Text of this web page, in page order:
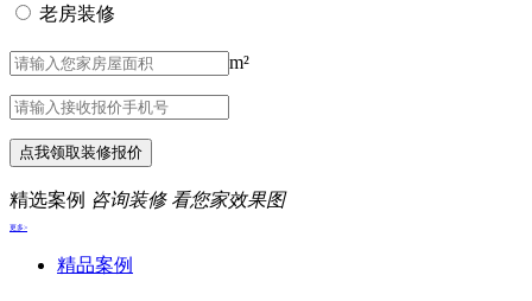
老房装修
m²
点我领取装修报价
精选案例 咨询装修 看您家效果图
更多>
精品案例